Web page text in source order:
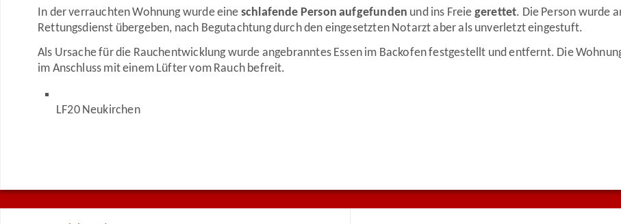
In der verrauchten Wohnung wurde eine schlafende Person aufgefunden und ins Freie gerettet. Die Person wurde
Rettungsdienst übergeben, nach Begutachtung durch den eingesetzten Notarzt aber als unverletzt eingestuft.
Als Ursache für die Rauchentwicklung wurde angebranntes Essen im Backofen festgestellt und entfernt. Die
im Anschluss mit einem Lüfter vom Rauch befreit.
LF20 Neukirchen